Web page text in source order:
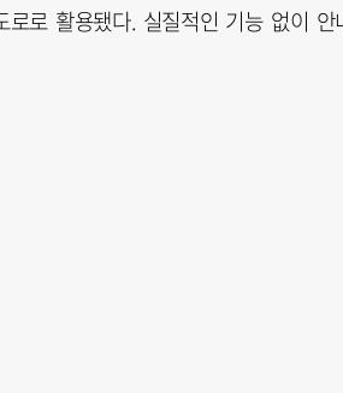
로로 활용됐다. 실질적인 기능 없이